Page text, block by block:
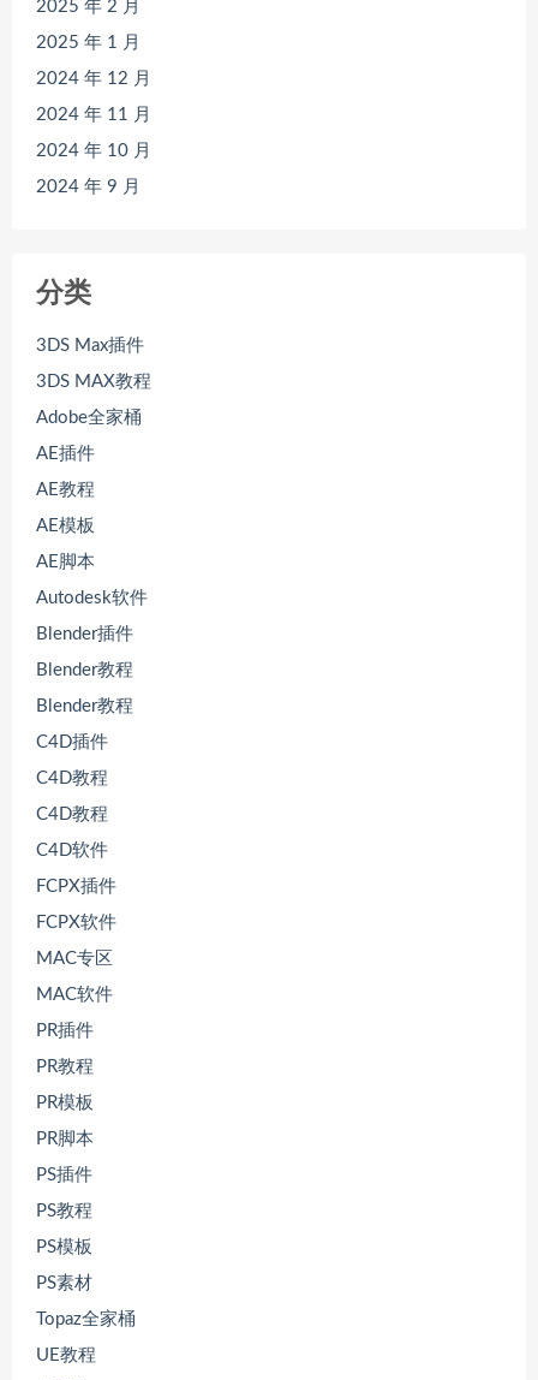
2025 年 2 月
2025 年 1 月
2024 年 12 月
2024 年 11 月
2024 年 10 月
2024 年 9 月
分类
3DS Max插件
3DS MAX教程
Adobe全家桶
AE插件
AE教程
AE模板
AE脚本
Autodesk软件
Blender插件
Blender教程
Blender教程
C4D插件
C4D教程
C4D教程
C4D软件
FCPX插件
FCPX软件
MAC专区
MAC软件
PR插件
PR教程
PR模板
PR脚本
PS插件
PS教程
PS模板
PS素材
Topaz全家桶
UE教程